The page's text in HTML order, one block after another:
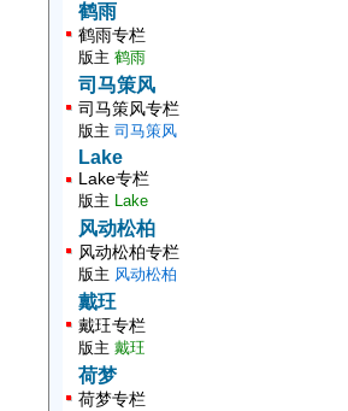
鹤雨
鹤雨专栏
版主 鹤雨
司马策风
司马策风专栏
版主 司马策风
Lake
Lake专栏
版主 Lake
风动松柏
风动松柏专栏
版主 风动松柏
戴玨
戴玨专栏
版主 戴玨
荷梦
荷梦专栏